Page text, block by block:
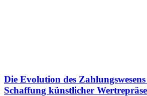
Die Evolution des
Schaffung künstlicher